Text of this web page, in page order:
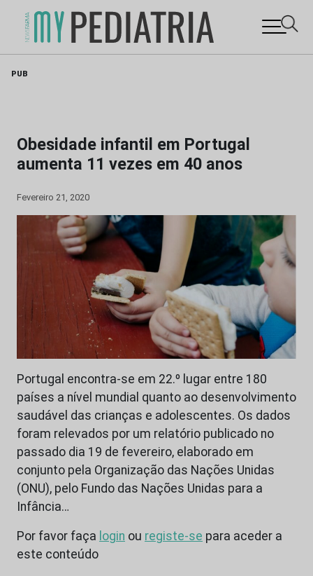
PUB
Obesidade infantil em Portugal
aumenta 11 vezes em 40 anos
Fevereiro 21, 2020
Portugal encontra-se em 22.º lugar entre 180
países a nível mundial quanto ao desenvolvimento
saudável das crianças e adolescentes. Os dados
foram relevados por um relatório publicado no
passado dia 19 de fevereiro, elaborado em
conjunto pela Organização das Nações Unidas
(ONU), pelo Fundo das Nações Unidas para a
Infância…
Por favor faça login ou registe-se para aceder a
este conteúdo